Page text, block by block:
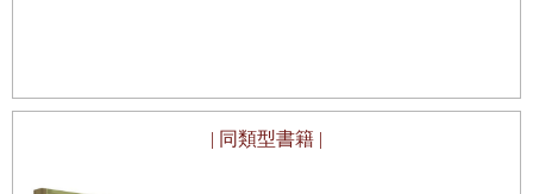
| 同類型書籍 |